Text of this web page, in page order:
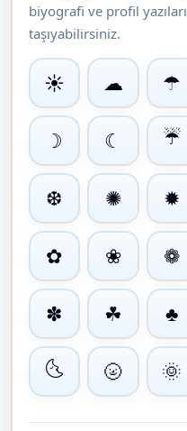
biyografi ve profil
taşıyabilirsiniz.
☀ ☁ ☂
☽ ☾ ☔
❆ ✺ ✹
✿ ❀ ❁
✽ ☘ ♣
🌜 🌝 🌞